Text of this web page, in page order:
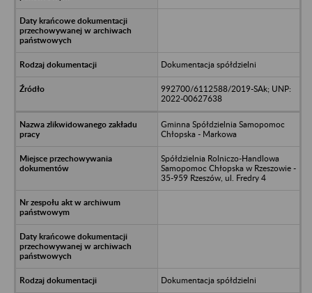
Dokumentacja spółdzielni
992700/6112588/2019-SAk; UNP:
2022-00627638
Gminna Spółdzielnia Samopomoc
Chłopska - Markowa
Spółdzielnia Rolniczo-Handlowa
Samopomoc Chłopska w Rzeszowie -
35-959 Rzeszów, ul. Fredry 4
Dokumentacja spółdzielni